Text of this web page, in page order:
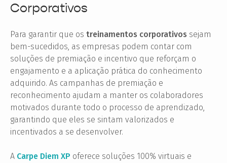
Corporativos
Para garantir que os treinamentos corporativos sejam
bem-sucedidos, as empresas podem contar com
soluções de premiação e incentivo que reforçam o
engajamento e a aplicação prática do conhecimento
adquirido. As campanhas de premiação e
reconhecimento ajudam a manter os colaboradores
motivados durante todo o processo de aprendizado,
garantindo que eles se sintam valorizados e
incentivados a se desenvolver.
A Carpe Diem XP oferece soluções 100% virtuais e